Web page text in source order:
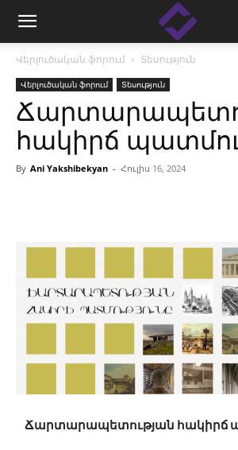
Վերլուծական ֆորում Տեսություն
Վերլուծական ֆորում Տեսություն
հակիրճ
By Ani Yakshibekyan - Հուլիս 16, 2024
Ճարտարապետության հակիրճ